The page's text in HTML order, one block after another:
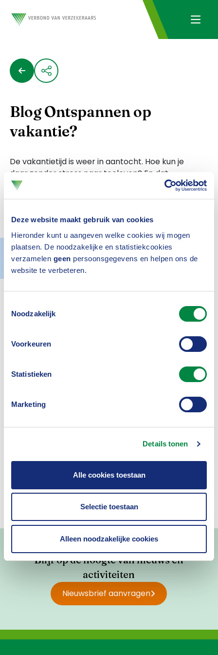
Deze website maakt gebruik van cookies
Hieronder kunt u aangeven welke cookies wij mogen
plaatsen. De noodzakelijke en statistiekcookies
verzamelen geen persoonsgegevens en helpen ons de
website te verbeteren.
Noodzakelijk
Voorkeuren
Statistieken
Marketing
Details tonen
Alle cookies toestaan
Selectie toestaan
Alleen noodzakelijke cookies
Inloggen
Blog Ontspannen op
vakantie?
De vakantietijd is weer in aantocht. Hoe kun je
daar zonder stress naar toeleven? En dat
vasthouden tot ver nadat je weer terug bent?
Verbondspartner T-MC heeft een aantal tips
niet meteen weer als sneeuw voor de zon
verdwijnt.
Actueel 15 juli 2021
Was dit nuttig?
Ja Nee
Blijf op de hoogte van nieuws en
activiteiten
Nieuwsbrief aanvragen